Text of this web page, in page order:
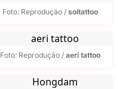
Foto: Reprodução / soltattoo
Foto: Reprodução / aeri tattoo